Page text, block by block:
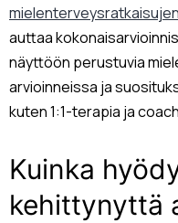
mielenterveysratkaisujen
auttaa
näyttöön perustuvia
arvioinneissa ja
kuten 1:1-terapia ja
Kuinka
kehittynyttä